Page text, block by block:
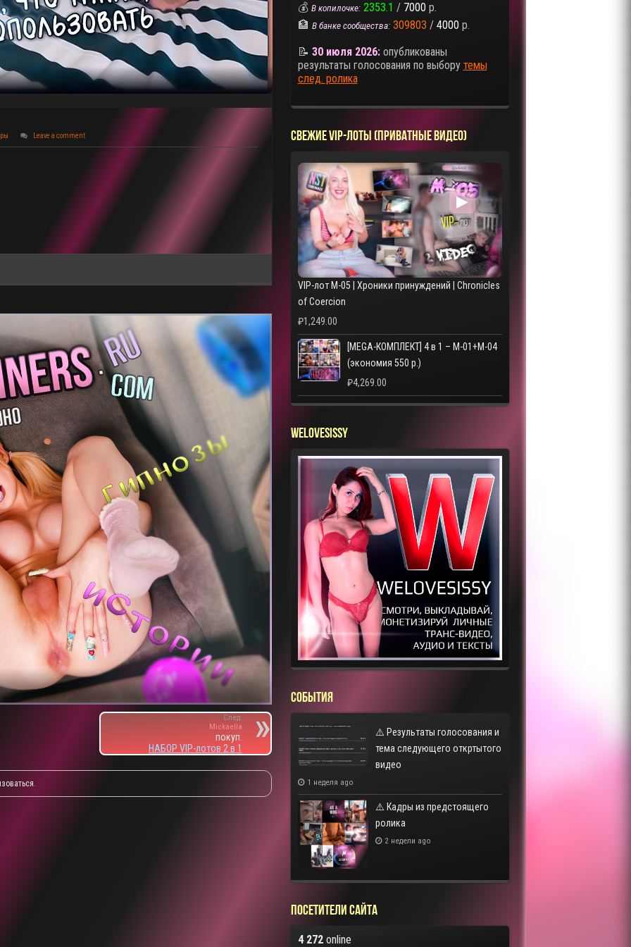
Leave a comment
След.
Mickaella
покуп.
НАБОР VIP-лотов 2 в 1
💰 В копилочке: 2353.1 / 7000 р.
🏦 В банке сообщества: 309803 / 4000 р.
📝 30 июля 2026:опубликованы
результаты голосования по выбору темы
след. ролика
СВЕЖИЕ VIP-ЛОТЫ (ПРИВАТНЫЕ ВИДЕО)
▶
VIP-лот M-05 | Хроники принуждений | Chronicles
of Coercion
₽1,249.00
[MEGA-КОМПЛЕКТ] 4 в 1 – M-01+M-04
(экономия 550 р.)
₽4,269.00
WELOVESISSY
СОБЫТИЯ
⚠️ Результаты голосования и
тема следующего откртытого
видео
1 неделя ago
⚠️ Кадры из предстоящего
ролика
2 недели ago
Посетители сайта
4 272online